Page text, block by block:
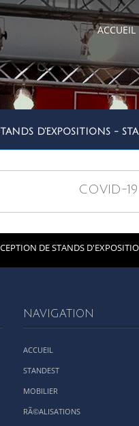
ACCUEIL
D'EXPOSITIONS -
COVID-
DE STANDS
NAVIGATION
ACCUEIL
STANDEST
MOBILIER
RÃ©ALISATIONS